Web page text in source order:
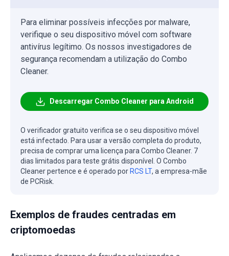
Para eliminar possíveis infecções por malware,
verifique o seu dispositivo móvel com software
antivírus legítimo. Os nossos investigadores de
segurança recomendam a utilização do Combo
Cleaner.
Descarregar Combo Cleaner para Android
O verificador gratuito verifica se o seu dispositivo móvel
está infectado. Para usar a versão completa do produto,
precisa de comprar uma licença para Combo Cleaner. 7
dias limitados para teste grátis disponível. O Combo
Cleaner pertence e é operado por RCS LT, a empresa-mãe
de PCRisk.
Exemplos de fraudes centradas em
criptomoedas